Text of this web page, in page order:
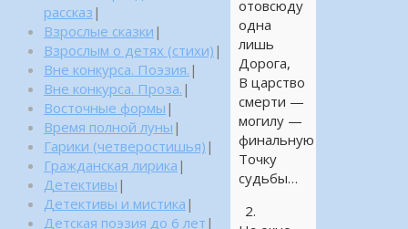
отовсюду
одна
лишь
Дорога,
В царство
смерти —
могилу —
финальную
Точку
судьбы…
2.
рассказ |
Взрослые сказки |
Взрослым о детях (стихи) |
Вне конкурса. Поэзия. |
Вне конкурса. Проза. |
Восточные формы |
Время полной луны |
Гарики (четверостишья) |
Гражданская лирика |
Детективы |
Детективы и мистика |
Детская поэзия до 6 лет |